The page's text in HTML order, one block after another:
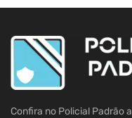
Confira no Policial Padrão